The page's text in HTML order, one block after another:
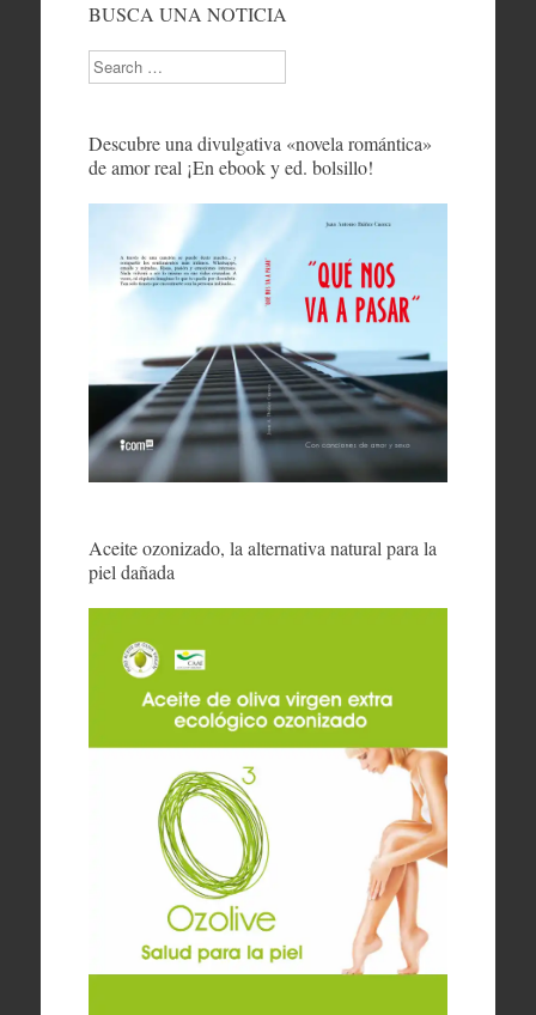
BUSCA UNA NOTICIA
Search
Descubre una divulgativa «novela romántica»
de amor real ¡En ebook y ed. bolsillo!
Aceite ozonizado, la alternativa natural para la
piel dañada